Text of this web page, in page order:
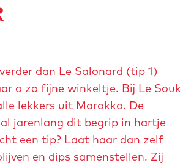
o
t
e
a
f
b
dan Le Salonard (tip 1)
o zo fijne winkeltje. Bij Le Souk
lekkers uit Marokko. De
jarenlang dit begrip in hartje
een tip? Laat haar dan zelf
en dips samenstellen. Zij